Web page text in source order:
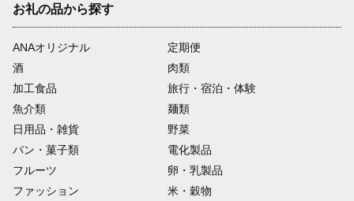
お礼の品から探す
ANAオリジナル
定期便
酒
肉類
加工食品
旅行・宿泊・体験
魚介類
麺類
日用品・雑貨
野菜
パン・菓子類
電化製品
フルーツ
卵・乳製品
ファッション
米・穀物